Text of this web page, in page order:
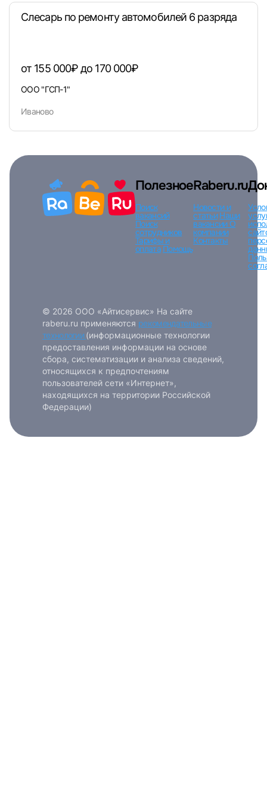
Слесарь по ремонту автомобилей 6 разряда
от 155 000₽ до 170 000₽
ООО "ГСП-1"
Иваново
Полезное
Поиск
вакансий
Поиск
сотрудников
Тарифы и
оплата Помощь
Raberu.ru
Новости и
статьи Наши
вакансииО
компании
Контакты
© 2026 ООО «Айтисервис» На сайте
raberu.ru применяются рекомендательные
технологии (информационные технологии
предоставления информации на основе
сбора, систематизации и анализа сведений,
относящихся к предпочтениям
пользователей сети «Интернет»,
находящихся на территории Российской
Федерации)